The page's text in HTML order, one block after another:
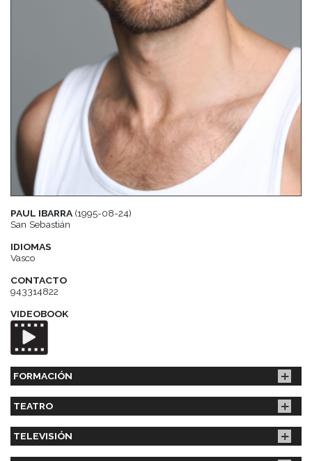
PAUL IBARRA (1995-08-24)
San Sebastián
IDIOMAS
Vasco
CONTACTO
943314822
VIDEOBOOK
FORMACIÓN
TEATRO
TELEVISIÓN